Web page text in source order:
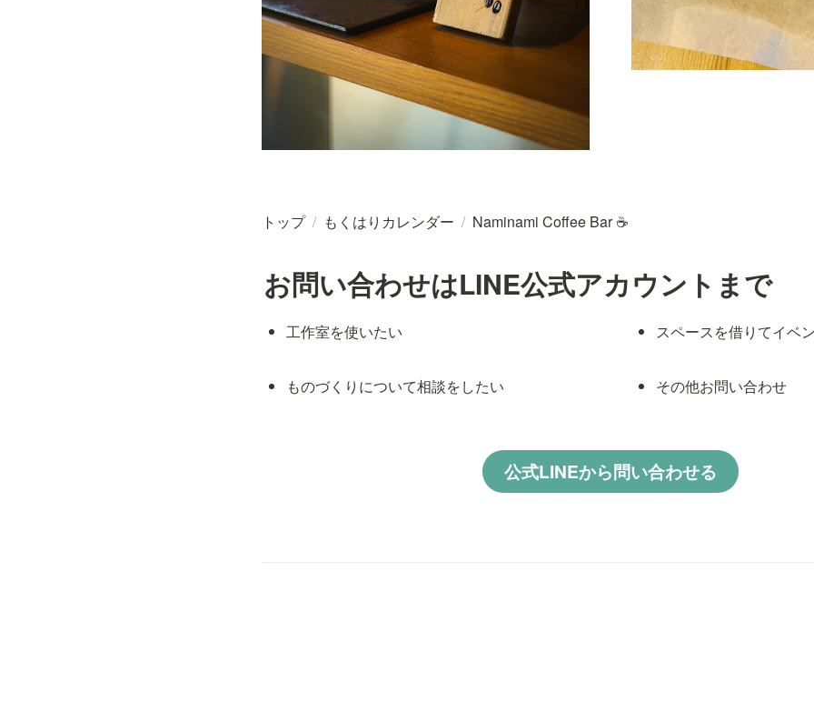
トップ / もくはりカレンダー / Naminami Coffee Bar ☕
お問い合わせはLINE公式アカウントまで
工作室を使いたい スペースを借りてイベ
ものづくりについて相談をしたい その他お問い合わせ
公式LINEから問い合わせる